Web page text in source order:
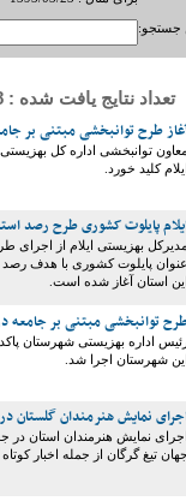
تنها روزنامه به خط بریل در جهان
جستجو:
تعداد نتایج یافت شده : 18 (صفحه 1 از 2)
طرح توانبخشی مبتنی بر
معاون توانبخشی اداره کل
ایلام کلید خورد.
پایلوت کشوری طرح رصد
مدیرکل بهزیستی ایلام از اجرای
عنوان پایلوت کشوری با هدف رصد
این استان آغاز شده است.
توانبخشی مبتنی بر جامعه در ۳۷ روستای پاکدشت
این شهرستان اجرا شد.
نمایش هنرمندان گلستان
جهان تیغ گرگان از جمله اخبار